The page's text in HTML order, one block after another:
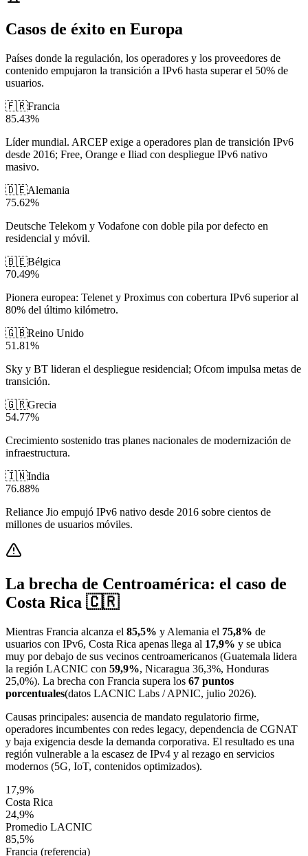
Casos de éxito en Europa
Países donde la regulación, los operadores y los proveedores de
contenido empujaron la transición a IPv6 hasta superar el 50% de
usuarios.
🇫🇷Francia
85.43%
Líder mundial. ARCEP exige a operadores plan de transición IPv6
desde 2016; Free, Orange e Iliad con despliegue IPv6 nativo
masivo.
🇩🇪Alemania
75.62%
Deutsche Telekom y Vodafone con doble pila por defecto en
residencial y móvil.
🇧🇪Bélgica
70.49%
Pionera europea: Telenet y Proximus con cobertura IPv6 superior al
80% del último kilómetro.
🇬🇧Reino Unido
51.81%
Sky y BT lideran el despliegue residencial; Ofcom impulsa metas de
transición.
🇬🇷Grecia
54.77%
Crecimiento sostenido tras planes nacionales de modernización de
infraestructura.
🇮🇳India
76.88%
Reliance Jio empujó IPv6 nativo desde 2016 sobre cientos de
millones de usuarios móviles.
La brecha de Centroamérica: el caso de
Costa Rica 🇨🇷
Mientras Francia alcanza el 85,5% y Alemania el 75,8% de
usuarios con IPv6, Costa Rica apenas llega al 17,9% y se ubica
muy por debajo de sus vecinos centroamericanos (Guatemala lidera
la región LACNIC con 59,9%, Nicaragua 36,3%, Honduras
25,0%). La brecha con Francia supera los 67 puntos
porcentuales(datos LACNIC Labs / APNIC, julio 2026).
Causas principales: ausencia de mandato regulatorio firme,
operadores incumbentes con redes legacy, dependencia de CGNAT
y baja exigencia desde la demanda corporativa. El resultado es una
región vulnerable a la escasez de IPv4 y al rezago en servicios
modernos (5G, IoT, contenidos optimizados).
17,9%
Costa Rica
24,9%
Promedio LACNIC
85,5%
Francia (referencia)